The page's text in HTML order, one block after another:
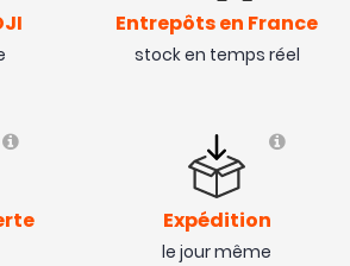
Entrepôts en France
stock en temps réel
Expédition
le jour même